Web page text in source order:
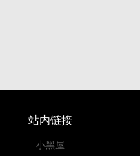
站内链接
小黑屋